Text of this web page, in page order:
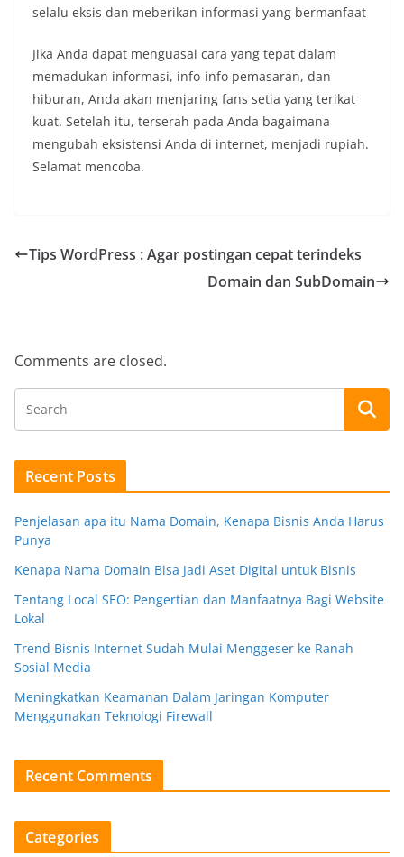
selalu eksis dan meberikan informasi yang bermanfaat
Jika Anda dapat menguasai cara yang tepat dalam
memadukan informasi, info-info pemasaran, dan
hiburan, Anda akan menjaring fans setia yang terikat
kuat. Setelah itu, terserah pada Anda bagaimana
mengubah eksistensi Anda di internet, menjadi rupiah.
Selamat mencoba.
Tips WordPress : Agar postingan cepat terindeks
Domain dan SubDomain
Comments are closed.
Recent Posts
Penjelasan apa itu Nama Domain, Kenapa Bisnis Anda Harus
Punya
Kenapa Nama Domain Bisa Jadi Aset Digital untuk Bisnis
Tentang Local SEO: Pengertian dan Manfaatnya Bagi Website
Lokal
Trend Bisnis Internet Sudah Mulai Menggeser ke Ranah
Sosial Media
Meningkatkan Keamanan Dalam Jaringan Komputer
Menggunakan Teknologi Firewall
Recent Comments
Categories